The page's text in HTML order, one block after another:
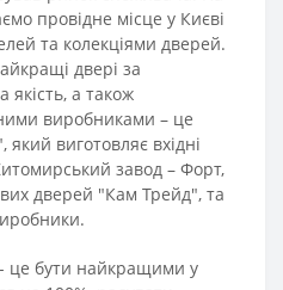
провідне місце у Києві
та колекціями дверей.
двері за
якість, а також
виробниками – це
виготовляє вхідні
завод – Форт,
дверей "Кам Трейд", та
це бути найкращими у